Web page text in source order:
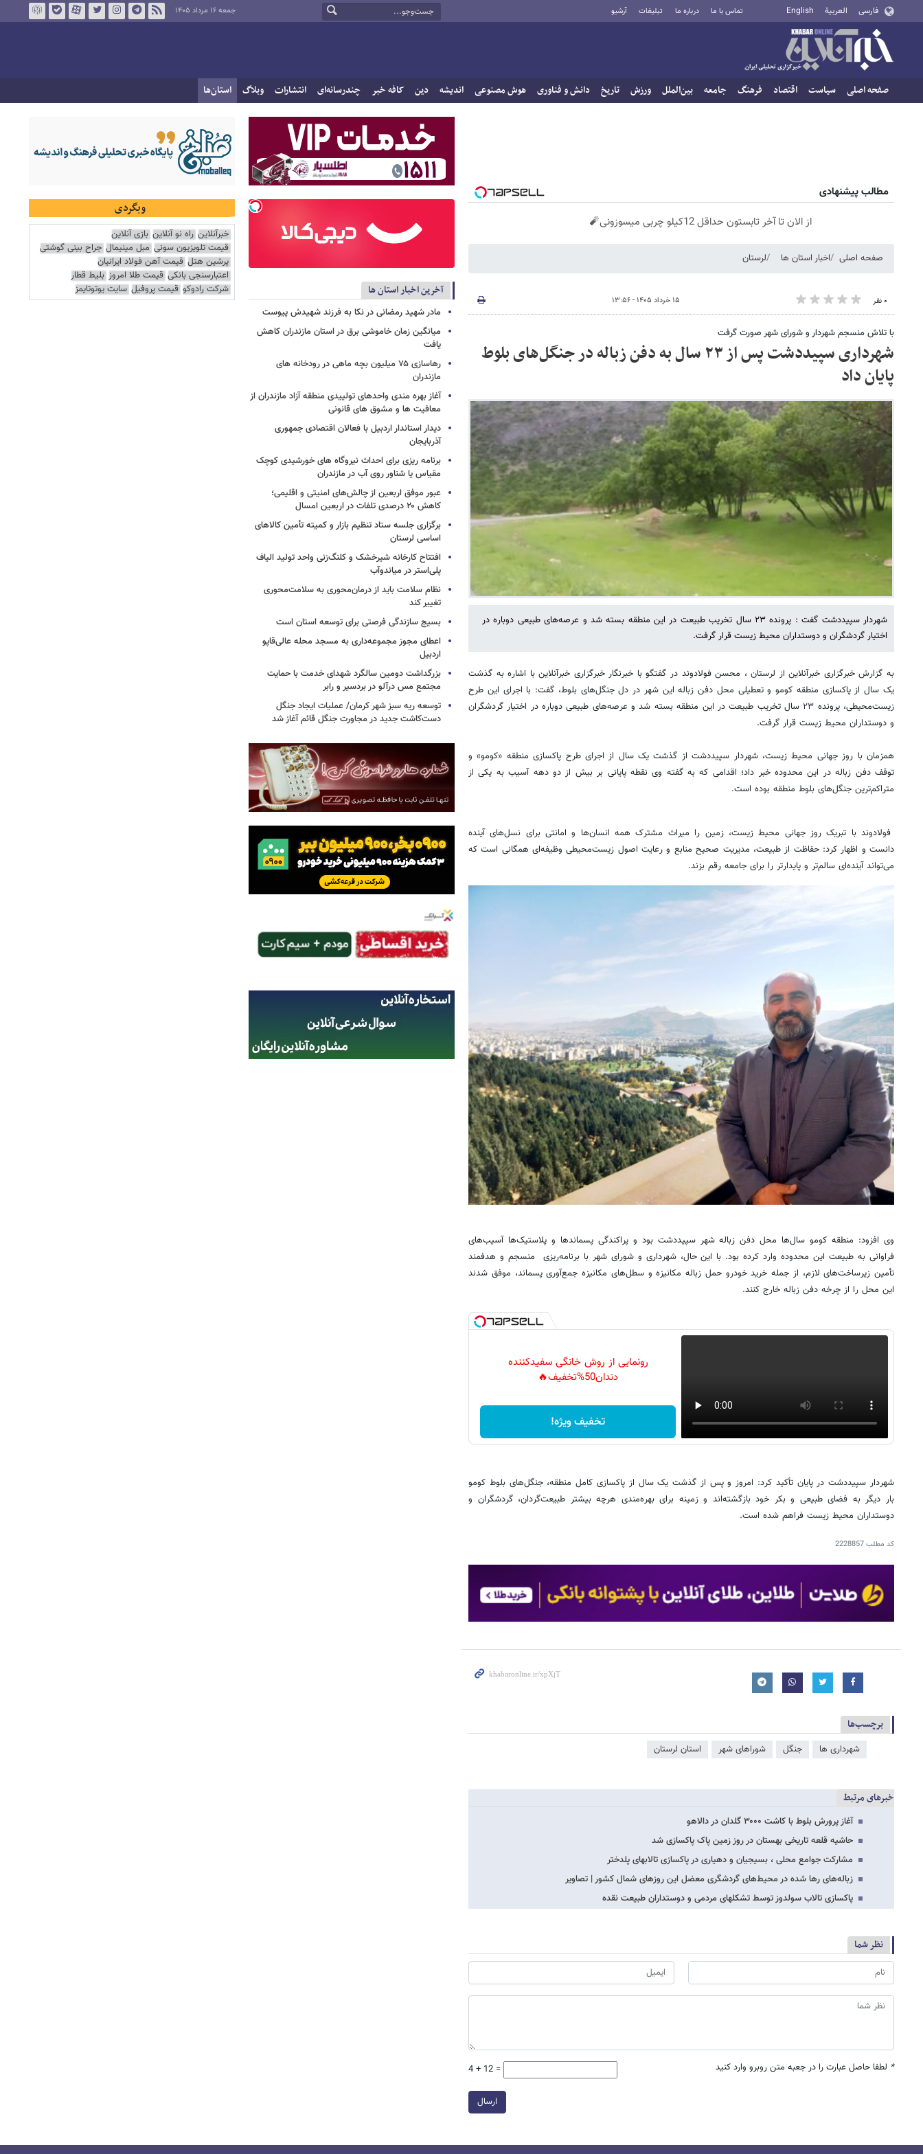
فارسی العربية English تماس با ما درباره ما تبلیغات آرشیو جمعه ۱۶ مرداد ۱۴۰۵
صفحه اصلی سیاست اقتصاد فرهنگ جامعه بین‌الملل ورزش تاریخ دانش و فناوری هوش مصنوعی اندیشه دین کافه خبر چندرسانه‌ای انتشارات وبلاگ استان‌ها
مطالب پیشنهادی
از الان تا آخر تابستون حداقل 12کیلو چربی میسوزونی🧨
صفحه اصلی اخبار استان ها لرستان
۰ نفر ۱۵ خرداد ۱۴۰۵ - ۱۳:۵۶
با تلاش منسجم شهردار و شورای شهر صورت گرفت
شهرداری سپیددشت پس از ۲۳ سال به دفن زباله در جنگل‌های بلوط
پایان داد
شهردار سپیددشت گفت : پرونده ۲۳ سال تخریب طبیعت در این منطقه بسته شد و عرصه‌های طبیعی دوباره در
اختیار گردشگران و دوستداران محیط زیست قرار گرفت.
به گزارش خبرگزاری خبرآنلاین از لرستان ، محسن فولادوند در گفتگو با خبرنگار خبرگزاری خبرآنلاین با اشاره به گذشت
یک سال از پاکسازی منطقه کومو و تعطیلی محل دفن زباله این شهر در دل جنگل‌های بلوط، گفت: با اجرای این طرح
زیست‌محیطی، پرونده ۲۳ سال تخریب طبیعت در این منطقه بسته شد و عرصه‌های طبیعی دوباره در اختیار گردشگران
و دوستداران محیط زیست قرار گرفت.
همزمان با روز جهانی محیط زیست، شهردار سپیددشت از گذشت یک سال از اجرای طرح پاکسازی منطقه «کومو» و
توقف دفن زباله در این محدوده خبر داد؛ اقدامی که به گفته وی نقطه پایانی بر بیش از دو دهه آسیب به یکی از
متراکم‌ترین جنگل‌های بلوط منطقه بوده است.
فولادوند با تبریک روز جهانی محیط زیست، زمین را میراث مشترک همه انسان‌ها و امانتی برای نسل‌های آینده
دانست و اظهار کرد: حفاظت از طبیعت، مدیریت صحیح منابع و رعایت اصول زیست‌محیطی وظیفه‌ای همگانی است که
می‌تواند آینده‌ای سالم‌تر و پایدارتر را برای جامعه رقم بزند.
وی افزود: منطقه کومو سال‌ها محل دفن زباله شهر سپیددشت بود و پراکندگی پسماندها و پلاستیک‌ها آسیب‌های
فراوانی به طبیعت این محدوده وارد کرده بود. با این حال، شهرداری و شورای شهر با برنامه‌ریزی منسجم و هدفمند
تأمین زیرساخت‌های لازم، از جمله خرید خودرو حمل زباله مکانیزه و سطل‌های مکانیزه جمع‌آوری پسماند، موفق شدند
این محل را از چرخه دفن زباله خارج کنند.
رونمایی از روش خانگی سفیدکننده
دندان50%تخفیف🔥
تخفیف ویژه!
شهردار سپیددشت در پایان تأکید کرد: امروز و پس از گذشت یک سال از پاکسازی کامل منطقه، جنگل‌های بلوط کومو
بار دیگر به فضای طبیعی و بکر خود بازگشته‌اند و زمینه برای بهره‌مندی هرچه بیشتر طبیعت‌گردان، گردشگران و
دوستداران محیط زیست فراهم شده است.
کد مطلب2228857
برچسب‌ها
شهرداری ها جنگل شوراهای شهر استان لرستان
خبرهای مرتبط
آغاز پرورش بلوط با کاشت ۳۰۰۰ گلدان در دالاهو
حاشیه قلعه تاریخی بهستان در روز زمین پاک پاکسازی شد
مشارکت جوامع محلی ، بسیجیان و دهیاری در پاکسازی تالابهای پلدختر
زباله‌های رها شده در محیط‌های گردشگری معضل این روزهای شمال کشور | تصاویر
پاکسازی تالاب سولدوز توسط تشکلهای مردمی و دوستداران طبیعت نقده
نظر شما
* لطفا حاصل عبارت را در جعبه متن روبرو وارد کنید 4 + 12 =
ارسال
آخرین اخبار استان ها
مادر شهید رمضانی در نکا به فرزند شهیدش پیوست
میانگین زمان خاموشی برق در استان مازندران کاهش
یافت
رهاسازی ۷۵ میلیون بچه ماهی در رودخانه های
مازندران
آغاز بهره مندی واحدهای تولییدی منطقه آزاد مازندران از
معافیت ها و مشوق های قانونی
دیدار استاندار اردبیل با فعالان اقتصادی جمهوری
آذربایجان
برنامه ریزی برای احداث نیروگاه های خورشیدی کوچک
مقیاس یا شناور روی آب در مازندران
عبور موفق اربعین از چالش‌های امنیتی و اقلیمی؛
کاهش ۲۰ درصدی تلفات در اربعین امسال
برگزاری جلسه ستاد تنظیم بازار و کمیته تأمین کالاهای
اساسی لرستان
افتتاح کارخانه شیرخشک و کلنگ‌زنی واحد تولید الیاف
پلی‌استر در میاندوآب
نظام سلامت باید از درمان‌محوری به سلامت‌محوری
تغییر کند
بسیج سازندگی فرصتی برای توسعه استان است
اعطای مجوز مجموعه‌داری به مسجد محله عالی‌قاپو
اردبیل
بزرگداشت دومین سالگرد شهدای خدمت با حمایت
مجتمع مس درآلو در بردسیر و رابر
توسعه ریه سبز شهر کرمان/ عملیات ایجاد جنگل
دست‌کاشت جدید در مجاورت جنگل قائم آغاز شد
وبگردی
خبرآنلاین راه نو آنلاین بازی آنلاین
قیمت تلویزیون سونی مبل مینیمال جراح بینی گوشتی
پرشین هتل قیمت آهن فولاد ایرانیان
اعتبارسنجی بانکی قیمت طلا امروز بلیط قطار
شرکت رادوکو قیمت پروفیل سایت یوتوتایمز